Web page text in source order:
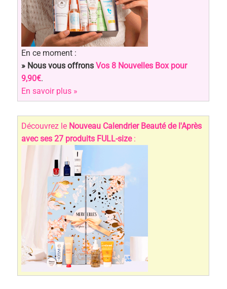
En ce moment :
» Nous vous offronsVos 8 Nouvelles Box pour
9,90€.
En savoir plus »
Découvrez le Nouveau Calendrier Beauté de l'Après
avec ses 27 produits FULL-size: